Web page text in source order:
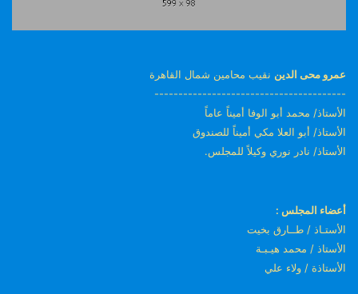
عمرو محى الدين نقيب محامين شمال القاهرة
----------------------------------------
الأستاذ/ محمد أبو الوفا أميناً عاماً
الأستاذ/ أبو العلا مكي أميناً للصندوق
الأستاذ/ نادر نوري وكيلاً للمجلس.
أعضاء المجلس :
الأستـاذ / طــارق بخيت
الأستاذ / محمد هيـبـة
الأستاذة / ولاء علي